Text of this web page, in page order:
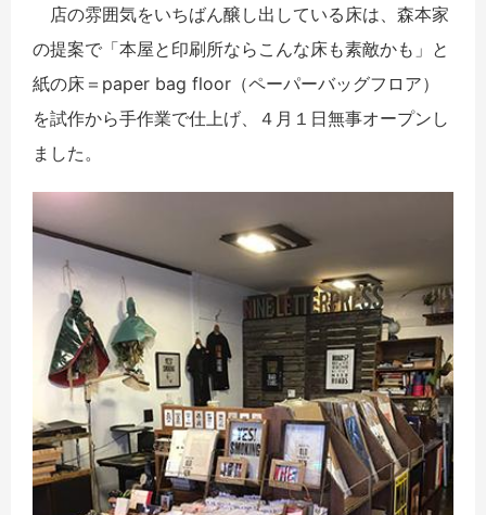
店の雰囲気をいちばん醸し出している床は、森本家
の提案で「本屋と印刷所ならこんな床も素敵かも」と
紙の床＝paper bag floor（ペーパーバッグフロア）
を試作から手作業で仕上げ、４月１日無事オープンし
ました。